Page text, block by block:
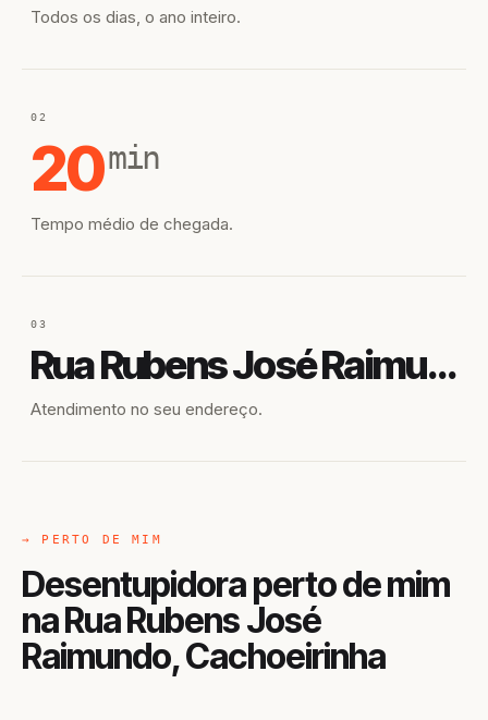
Todos os dias, o ano inteiro.
02
20min
Tempo médio de chegada.
03
Rua Rubens José Raimundo
Atendimento no seu endereço.
→ PERTO DE MIM
Desentupidora perto de mim
na Rua Rubens José
Raimundo, Cachoeirinha